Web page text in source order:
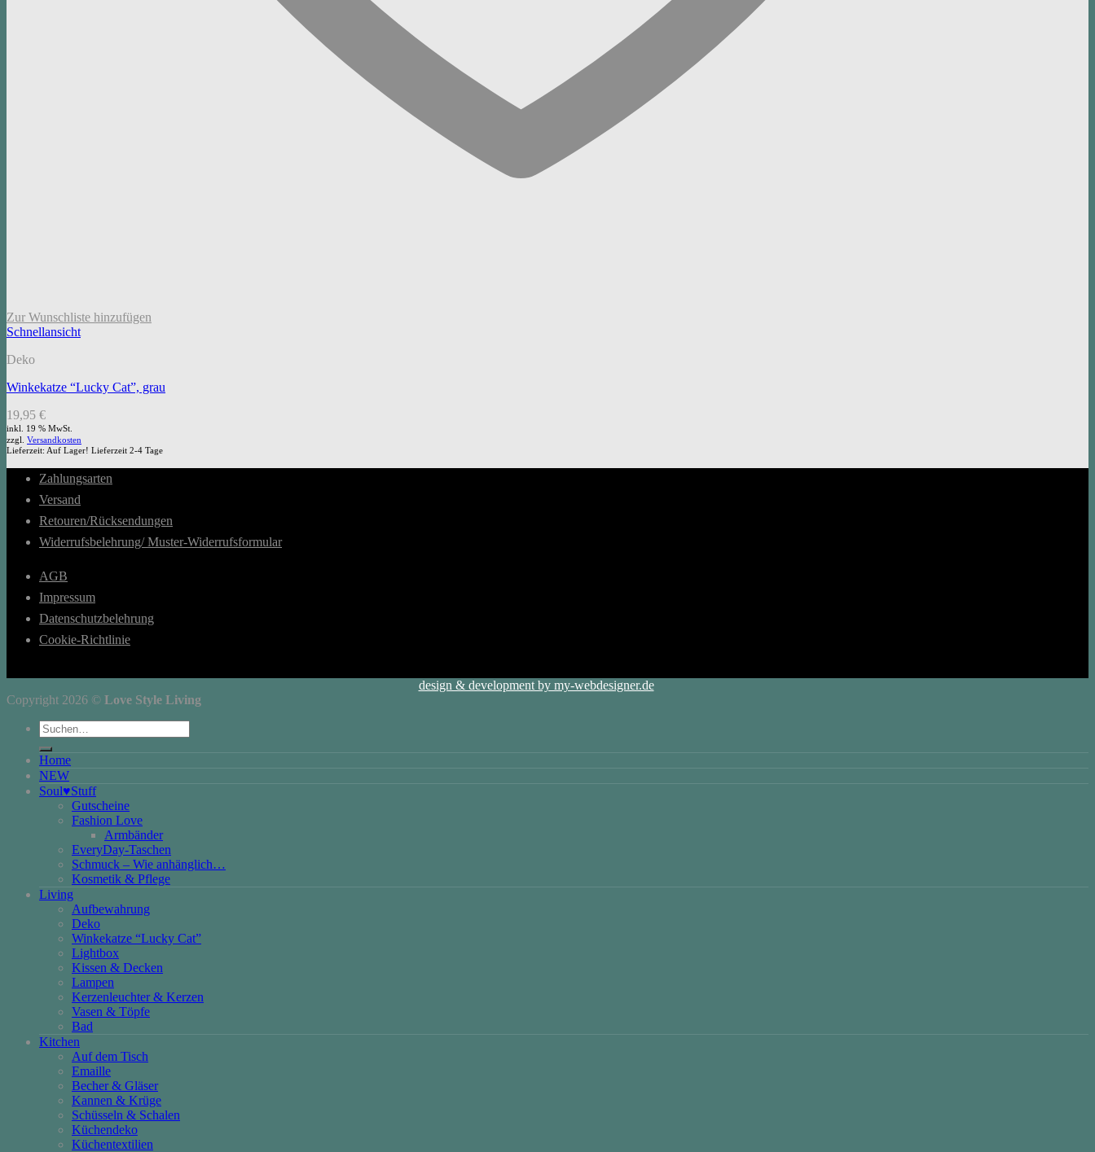
Zur Wunschliste hinzufügen
Schnellansicht
Deko
Winkekatze “Lucky Cat”, grau
19,95 €
inkl. 19 % MwSt.
zzgl. Versandkosten
Lieferzeit: Auf Lager! Lieferzeit 2-4 Tage
Zahlungsarten
Versand
Retouren/Rücksendungen
Widerrufsbelehrung/ Muster-Widerrufsformular
AGB
Impressum
Datenschutzbelehrung
Cookie-Richtlinie
design & development by my-webdesigner.de
Copyright 2026 © Love Style Living
Suchen
nach:
Home
NEW
Soul♥Stuff
Gutscheine
Fashion Love
Armbänder
EveryDay-Taschen
Schmuck – Wie anhänglich…
Kosmetik & Pflege
Living
Aufbewahrung
Deko
Winkekatze “Lucky Cat”
Lightbox
Kissen & Decken
Lampen
Kerzenleuchter & Kerzen
Vasen & Töpfe
Bad
Kitchen
Auf dem Tisch
Emaille
Becher & Gläser
Kannen & Krüge
Schüsseln & Schalen
Küchendeko
Küchentextilien